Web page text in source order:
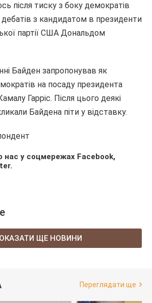
після тиску з боку демократів
дебатів з кандидатом в президенти
партії США Дональдом
Байден запропонував як
на посаду президента
Гарріс. Після цього деякі
Байдена піти у відставку.
нас у соцмережах Facebook,
.
ЩЕ НОВИНИ
Переглядати ще